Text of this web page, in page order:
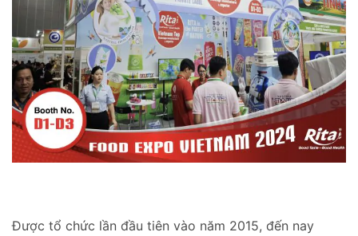
Được tổ chức lần đầu tiên vào năm 2015, đến nay